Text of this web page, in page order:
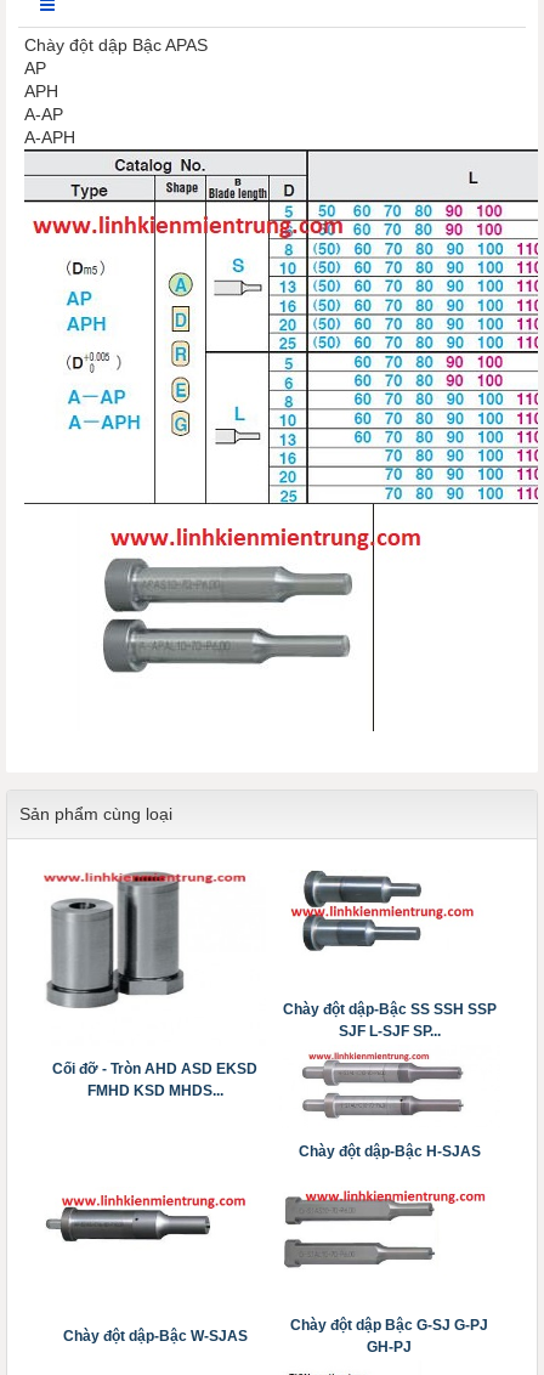
Chày đột dập Bậc APAS
AP
APH
A-AP
A-APH
Sản phẩm cùng loại
Cối đỡ - Tròn AHD ASD EKSD
FMHD KSD MHDS...
Chày đột dập-Bậc SS SSH SSP
SJF L-SJF SP...
Chày đột dập-Bậc H-SJAS
Chày đột dập-Bậc W-SJAS
Chày đột dập Bậc G-SJ G-PJ
GH-PJ